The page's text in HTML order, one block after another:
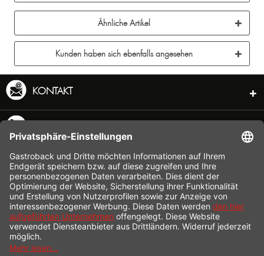
Ähnliche Artikel
Kunden haben sich ebenfalls angesehen
KONTAKT
INFORMATION
SHOP SERVICE
VERSAND